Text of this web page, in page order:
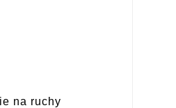
na ruchy